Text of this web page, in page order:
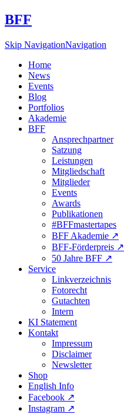
BFF
Skip NavigationNavigation
Home
News
Events
Blog
Portfolios
Akademie
BFF
Ansprechpartner
Satzung
Leistungen
Mitgliedschaft
Mitglieder
Events
Awards
Publikationen
#BFFmastertapes
BFF Akademie ↗︎
BFF-Förderpreis ↗︎
50 Jahre BFF ↗︎
Service
Linkverzeichnis
Fotorecht
Gutachten
Intern
KI Statement
Kontakt
Impressum
Disclaimer
Newsletter
Shop
English Info
Facebook ↗︎
Instagram ↗︎